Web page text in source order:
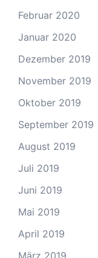
Februar 2020
Januar 2020
Dezember 2019
November 2019
Oktober 2019
September 2019
August 2019
Juli 2019
Juni 2019
Mai 2019
April 2019
März 2019